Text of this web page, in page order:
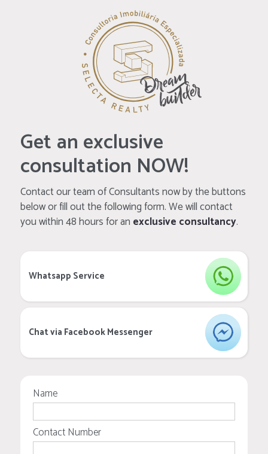
Get an exclusive
consultation NOW!
Contact our team of Consultants now by the buttons
below or fill out the following form. We will contact
you within 48 hours for an exclusive consultancy.
Whatsapp Service
Chat via Facebook Messenger
Name
Contact Number